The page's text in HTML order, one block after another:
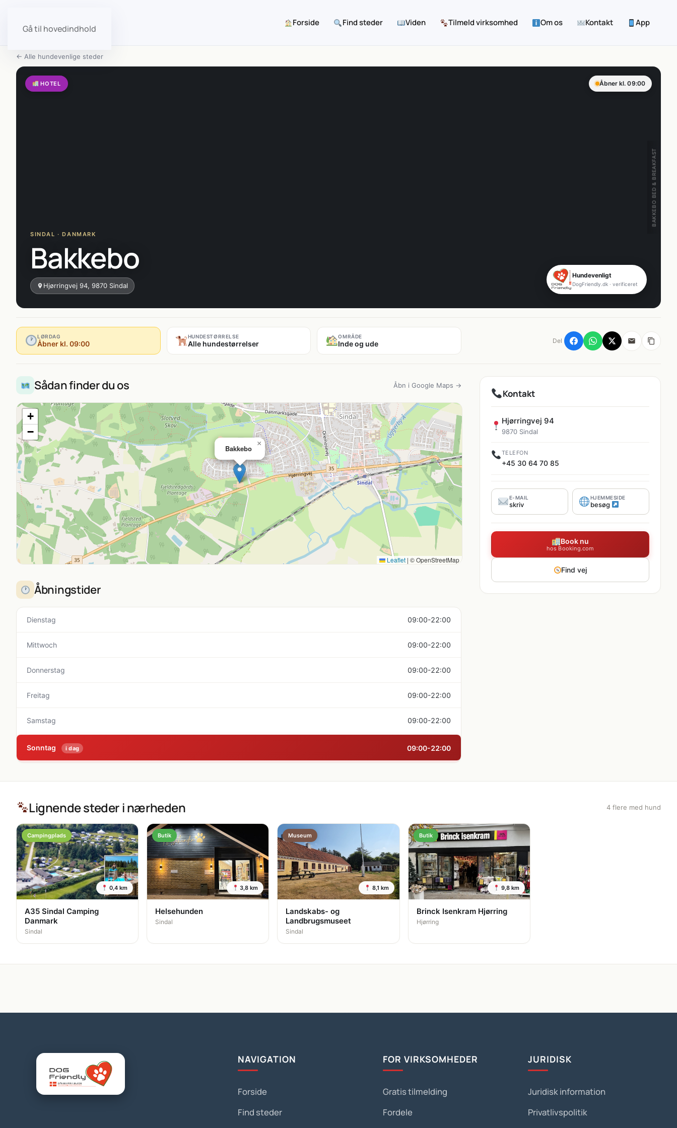
Gå til hovedindhold
Forside Find steder Viden Tilmeld virksomhed Om os Kontakt App
← Alle hundevenlige steder
HOTEL Åbner kl. 09:00
SINDAL · DANMARK
Bakkebo
Hjørringvej 94, 9870 Sindal
Hundevenligt
DogFriendly.dk · verificeret
BAKKEBO BED & BREAKFAST
LØRDAG
Åbner kl. 09:00
HUNDESTØRRELSE
Alle hundestørrelser
OMRÅDE
Inde og ude Del
Sådan finder du os Åbn i Google Maps →
Bakkebo
×
+
−
Leaflet | © OpenStreetMap
Åbningstider
Dienstag 09:00-22:00
Mittwoch 09:00-22:00
Donnerstag 09:00-22:00
Freitag 09:00-22:00
Samstag 09:00-22:00
Sonntag i dag 09:00-22:00
Kontakt
Hjørringvej 94
9870 Sindal
TELEFON
+45 30 64 70 85
E-MAIL
skriv
HJEMMESIDE
besøg
Book nu
hos Booking.com
Find vej
Lignende steder i nærheden 4 flere med hund
Campingplads
0,4 km
A35 Sindal Camping
Danmark
Sindal
Butik
3,8 km
Helsehunden
Sindal
Museum
8,1 km
Landskabs- og
Landbrugsmuseet
Sindal
Butik
9,8 km
Brinck Isenkram Hjørring
Hjørring
NAVIGATION
Forside
Find steder
FOR VIRKSOMHEDER
Gratis tilmelding
Fordele
JURIDISK
Juridisk information
Privatlivspolitik